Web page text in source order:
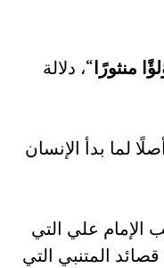
منثورًا“، دلالة
لما بدأ الإنسان
الإمام علي التي
المتنبي التي